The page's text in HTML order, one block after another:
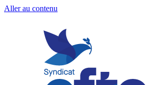
Aller au contenu